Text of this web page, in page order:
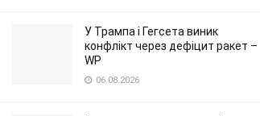
У Трампа і Гегсета виник
конфлікт через дефіцит ракет –
WP
06.08.2026